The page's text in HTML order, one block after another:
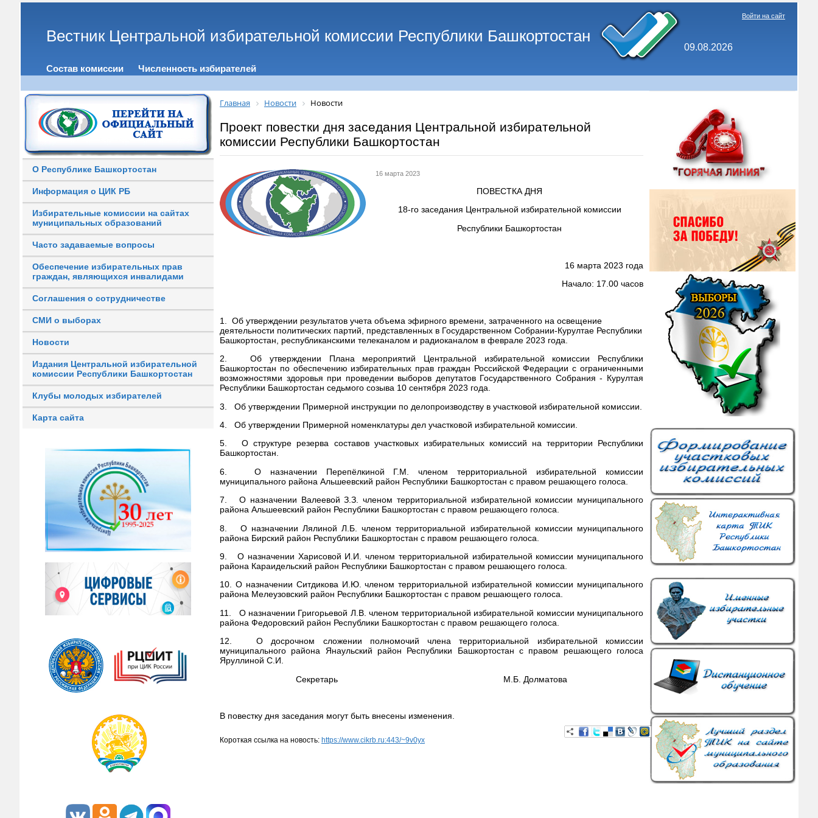
Вестник Центральной избирательной комиссии Республики Башкортостан
09.08.2026
Войти на сайт
Состав комиссии Численность избирателей
О Республике Башкортостан
Информация о ЦИК РБ
Избирательные комиссии на сайтах
муниципальных образований
Часто задаваемые вопросы
Обеспечение избирательных прав
граждан, являющихся инвалидами
Соглашения о сотрудничестве
СМИ о выборах
Новости
Издания Центральной избирательной
комиссии Республики Башкортостан
Клубы молодых избирателей
Карта сайта
Главная Новости Новости
Проект повестки дня заседания Центральной избирательной
комиссии Республики Башкортостан
16 марта 2023
ПОВЕСТКА ДНЯ
18-го заседания Центральной избирательной комиссии
Республики Башкортостан
16 марта 2023 года
Начало: 17.00 часов
1. Об утверждении результатов учета объема эфирного времени, затраченного на освещение
деятельности политических партий, представленных в Государственном Собрании-Курултае Республики
Башкортостан, республиканскими телеканалом и радиоканалом в феврале 2023 года.
2. Об утверждении Плана мероприятий Центральной избирательной комиссии Республики
Башкортостан по обеспечению избирательных прав граждан Российской Федерации с ограниченными
возможностями здоровья при проведении выборов депутатов Государственного Собрания - Курултая
Республики Башкортостан седьмого созыва 10 сентября 2023 года.
3. Об утверждении Примерной инструкции по делопроизводству в участковой избирательной комиссии.
4. Об утверждении Примерной номенклатуры дел участковой избирательной комиссии.
5. О структуре резерва составов участковых избирательных комиссий на территории Республики
Башкортостан.
6. О назначении Перепёлкиной Г.М. членом территориальной избирательной комиссии
муниципального района Альшеевский район Республики Башкортостан с правом решающего голоса.
7. О назначении Валеевой З.З. членом территориальной избирательной комиссии муниципального
района Альшеевский район Республики Башкортостан с правом решающего голоса.
8. О назначении Лялиной Л.Б. членом территориальной избирательной комиссии муниципального
района Бирский район Республики Башкортостан с правом решающего голоса.
9. О назначении Харисовой И.И. членом территориальной избирательной комиссии муниципального
района Караидельский район Республики Башкортостан с правом решающего голоса.
10. О назначении Ситдикова И.Ю. членом территориальной избирательной комиссии муниципального
района Мелеузовский район Республики Башкортостан с правом решающего голоса.
11. О назначении Григорьевой Л.В. членом территориальной избирательной комиссии муниципального
района Федоровский район Республики Башкортостан с правом решающего голоса.
12. О досрочном сложении полномочий члена территориальной избирательной комиссии
муниципального района Янаульский район Республики Башкортостан с правом решающего голоса
Яруллиной С.И.
Секретарь М.Б. Долматова
В повестку дня заседания могут быть внесены изменения.
Короткая ссылка на новость: https://www.cikrb.ru:443/~9v0yx